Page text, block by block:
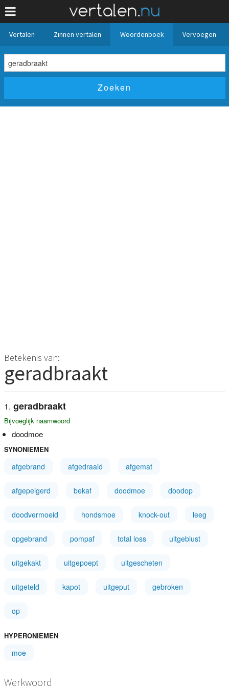
Vertalen Zinnen vertalen Woordenboek Vervoegen
Betekenis van:
geradbraakt
geradbraakt
Bijvoeglijk naamwoord
doodmoe
SYNONIEMEN
afgebrand afgedraaid afgemat
afgepeigerd bekaf doodmoe doodop
doodvermoeid hondsmoe knock-out leeg
opgebrand pompaf total loss uitgeblust
uitgekakt uitgepoept uitgescheten
uitgeteld kapot uitgeput gebroken
op
HYPERONIEMEN
moe
Werkwoord